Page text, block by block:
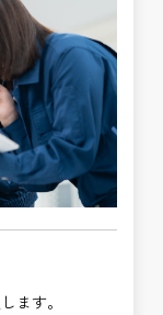
ます。